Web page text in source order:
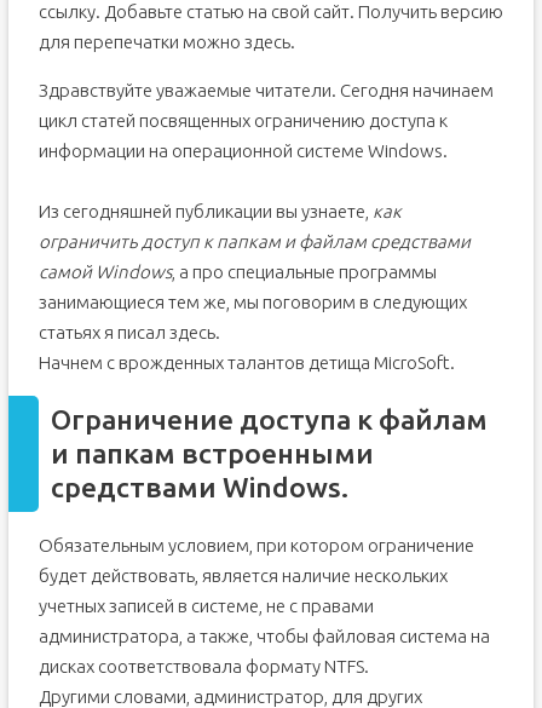
ссылку. Добавьте статью на свой сайт. Получить версию
для перепечатки можно здесь.
Здравствуйте уважаемые читатели. Сегодня начинаем
цикл статей посвященных ограничению доступа к
информации на операционной системе Windows.
Из сегодняшней публикации вы узнаете, как
ограничить доступ к папкам и файлам средствами
самой Windows, а про специальные программы
занимающиеся тем же, мы поговорим в следующих
статьях я писал здесь.
Начнем с врожденных талантов детища MicroSoft.
Ограничение доступа к файлам
и папкам встроенными
средствами Windows.
Обязательным условием, при котором ограничение
будет действовать, является наличие нескольких
учетных записей в системе, не с правами
администратора, а также, чтобы файловая система на
дисках соответствовала формату NTFS.
Другими словами, администратор, для других